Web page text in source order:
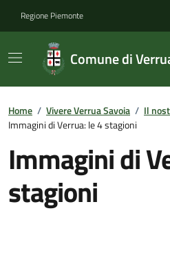
Regione Piemonte
Comune di
Home / Vivere Verrua Savoia / Il
Immagini di Verrua: le 4 stagioni
Immagini di
stagioni